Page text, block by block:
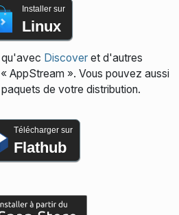
Installer sur
Linux
qu'avec Discoveret d'autres
AppStream ». Vous pouvez aussi
de votre distribution.
Télécharger sur
Flathub